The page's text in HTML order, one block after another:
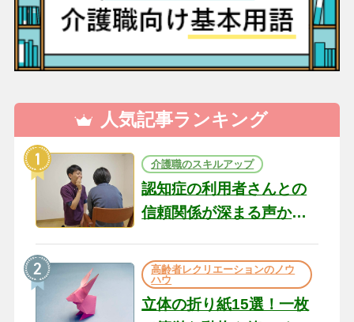
人気記事ランキング
介護職のスキルアップ
認知症の利用者さんとの
信頼関係が深まる声かけ
の現場から（22）
高齢者レクリエーションのノウ
ハウ
立体の折り紙15選！一枚